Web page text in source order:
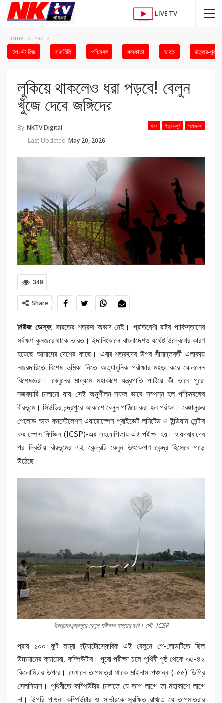
LIVE TV
Home খবর
টপ স্টোরিজ রাজনীতি পশ্চিমবঙ্গ কলকাতা ভারত উত্তর-পূর্ব
লুকিয়ে থাকলেও ধরা পড়বে! বেলুন
খুঁজে দেবে জঙ্গিদের
খবর উত্তর-পূর্ব পশ্চিমবঙ্গ
By NKTV Digital
Last Updated May 20, 2026
349
Share
নিউজ ডেস্ক:ভারতের শত্রুর অভাব নেই। প্রতিবেশী রাষ্ট্র পাকিস্তানের
সর্বক্ষণ কুনজরে থাকে ভারত। ইদানিংকালে বাংলাদেশও যথেষ্ট উদ্বেগের কারণ
হয়েছে আমাদের দেশের কাছে। এবার শত্রুদের উপর সীমান্তবর্তী এলাকায়
নজরদারিতে বিশেষ ভূমিকা নিতে অত্যাধুনিক পরীক্ষার মহড়া করে ফেললেন
বিশেষজ্ঞরা। বেলুনের মাধ্যমে মহাকাশে যন্ত্রপাতি পাঠিয়ে কী ভাবে পুরো
নজরদারি চালানো যায় সেই অনুশীলন সফল ভাবে সম্পন্ন হল পশ্চিমবঙ্গের
বীরভূমে। সিউড়ির চন্দ্রপুরে আকাশে বেলুন পাঠিয়ে করা হল পরীক্ষা। বেঙ্গালুরুর
পেলোড অফ কনস্টেলেশন এয়ারোস্পেস প্রাইভেট লমিটেড ও ইন্ডিয়ান সেন্টার
ফর স্পেস ফিজিক্স (ICSP)-এর সহযোগিতায় এই পরীক্ষা হয়। হায়দরাবাদের
পর দ্বিতীয় বীরভূমের এই কেন্দ্রটি বেলুন উৎক্ষেপণ কেন্দ্র হিসেবে গড়ে
উঠেছে।
বীরভূমের চন্দ্রপুরে বেলুন পরীক্ষার সময়ের ছবি। সৌ- ICSP
প্রায় ১০০ ফুট লম্বা স্ট্র্যাটোস্ফেরিক এই বেলুনে পে-লোডটিতে ছিল
উচ্চমানের ক্যামেরা, কম্পিউটার। পুরো পরীক্ষা চলে পৃথিবী পৃষ্ঠ থেকে ৩৫-৪২
কিলোমিটার উপরে। যেখানে তাপমাত্রা থাকে মাইনাস পঞ্চান্ন (-৫৫) ডিগ্রি
সেলসিয়াস। পৃথিবীতে কম্পিউটার চালাতে যে তাপ লাগে তা মহাকাশে লাগে
না। উপরি পাওনা কম্পিউটার ও সার্ভারকে সুরক্ষিত রাখতে যে তাপমাত্রার